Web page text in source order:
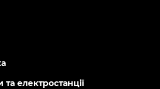
та електростанції